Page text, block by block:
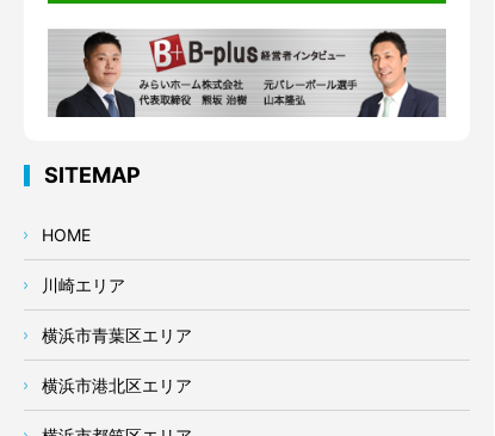
SITEMAP
HOME
川崎エリア
横浜市青葉区エリア
横浜市港北区エリア